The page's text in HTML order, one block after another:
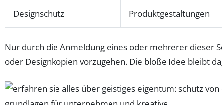
Designschutz Produktgestaltungen
Nur durch die Anmeldung eines oder mehrerer dieser
oder Designkopien vorzugehen. Die bloße Idee bleibt